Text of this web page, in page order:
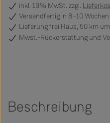
inkl. 19% MwSt. zzgl.
Versandfertig in 8–10 Wochen
Lieferung frei Haus, 50 km
Mwst.-Rückerstattung und
Beschreibung